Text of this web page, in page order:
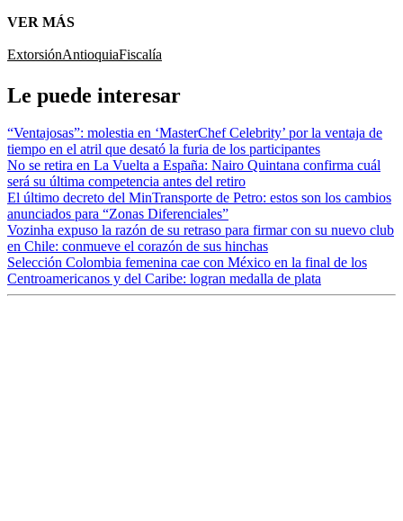
VER MÁS
ExtorsiónAntioquiaFiscalía
Le puede interesar
“Ventajosas”: molestia en ‘MasterChef Celebrity’ por la ventaja de
tiempo en el atril que desató la furia de los participantes
No se retira en La Vuelta a España: Nairo Quintana confirma cuál
será su última competencia antes del retiro
El último decreto del MinTransporte de Petro: estos son los cambios
anunciados para “Zonas Diferenciales”
Vozinha expuso la razón de su retraso para firmar con su nuevo club
en Chile: conmueve el corazón de sus hinchas
Selección Colombia femenina cae con México en la final de los
Centroamericanos y del Caribe: logran medalla de plata